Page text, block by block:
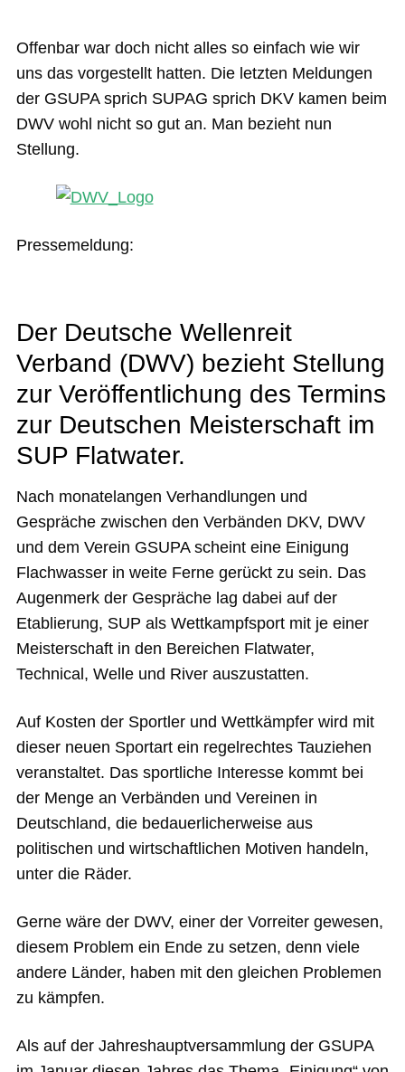
SPOT FINDER
Mein Konto
Offenbar war doch nicht alles so einfach wie wir
uns das vorgestellt hatten. Die letzten Meldungen
der GSUPA sprich SUPAG sprich DKV kamen beim
DWV wohl nicht so gut an. Man bezieht nun
Stellung.
Pressemeldung:
Der Deutsche Wellenreit
Verband (DWV) bezieht Stellung
zur Veröffentlichung des Termins
zur Deutschen Meisterschaft im
SUP Flatwater.
Nach monatelangen Verhandlungen und
Gespräche zwischen den Verbänden DKV, DWV
und dem Verein GSUPA scheint eine Einigung
Flachwasser in weite Ferne gerückt zu sein. Das
Augenmerk der Gespräche lag dabei auf der
Etablierung, SUP als Wettkampfsport mit je einer
Meisterschaft in den Bereichen Flatwater,
Technical, Welle und River auszustatten.
Auf Kosten der Sportler und Wettkämpfer wird mit
dieser neuen Sportart ein regelrechtes Tauziehen
veranstaltet. Das sportliche Interesse kommt bei
der Menge an Verbänden und Vereinen in
Deutschland, die bedauerlicherweise aus
politischen und wirtschaftlichen Motiven handeln,
unter die Räder.
Gerne wäre der DWV, einer der Vorreiter gewesen,
diesem Problem ein Ende zu setzen, denn viele
andere Länder, haben mit den gleichen Problemen
zu kämpfen.
Als auf der Jahreshauptversammlung der GSUPA